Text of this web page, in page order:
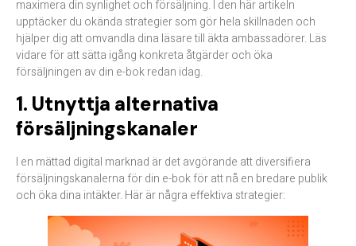
maximera din synlighet och försäljning. I den här artikeln
upptäcker du okända strategier som gör hela skillnaden och
hjälper dig att omvandla dina läsare till äkta ambassadörer. Läs
vidare för att sätta igång konkreta åtgärder och öka
försäljningen av din e-bok redan idag.
1. Utnyttja alternativa
försäljningskanaler
I en mättad digital marknad är det avgörande att diversifiera
försäljningskanalerna för din e-bok för att nå en bredare publik
och öka dina intäkter. Här är några effektiva strategier:​